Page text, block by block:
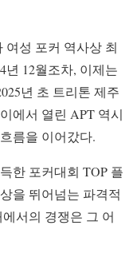
여성 포커 역사상 최
년 12월조차, 이제는
년 초 트리톤 제주
에서 열린 APT 역시
름을 이어갔다.
한 포커대회 TOP 플
을 뛰어넘는 파격적
서의 경쟁은 그 어